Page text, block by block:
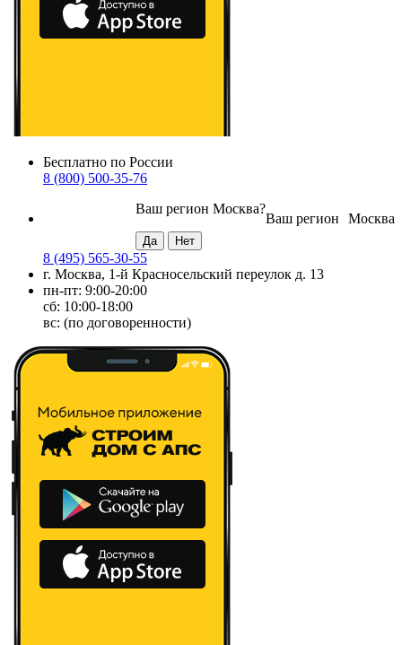
Бесплатно по России
8 (800) 500-35-76
Москва
Ваш регион
Ваш регион Москва?
8 (495) 565-30-55
г. Москва, 1-й Красносельский переулок д. 13
пн-пт: 9:00-20:00
сб: 10:00-18:00
вс: (по договоренности)